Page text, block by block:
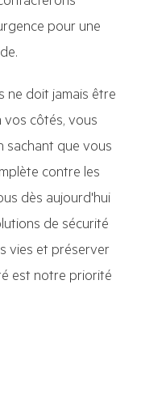
pour une
ne doit jamais être
vos côtés, vous
sachant que vous
contre les
dès aujourd'hui
de sécurité
vies et préserver
est notre priorité